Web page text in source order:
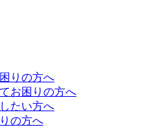
りの方へ
お困りの方へ
たい方へ
の方へ